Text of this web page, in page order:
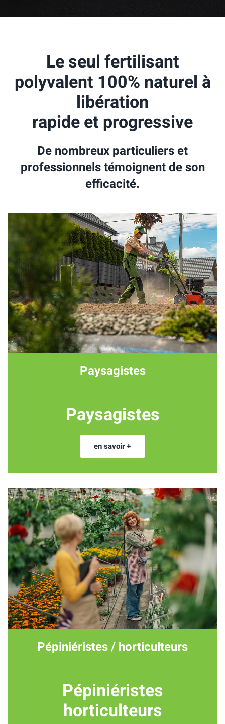
Le seul fertilisant
polyvalent 100% naturel à
libération
rapide et progressive
De nombreux particuliers et
professionnels témoignent de son
efficacité.
Paysagistes
Paysagistes
en savoir +
Pépiniéristes / horticulteurs
Pépiniéristes
horticulteurs